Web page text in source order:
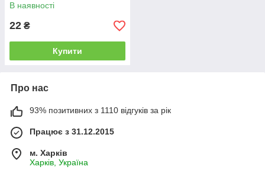
В наявності
22 ₴
Купити
Про нас
93% позитивних з 1110 відгуків за рік
Працює з 31.12.2015
м. Харків
Харків, Україна